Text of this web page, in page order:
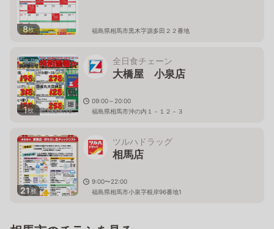
8枚 福島県相馬市黒木字源多田２２番地
1枚
全日食チェーン
大橋屋 小泉店
09:00～20:00
福島県相馬市沖の内１－１２－３
21枚
ツルハドラッグ
相馬店
9:00〜22:00
福島県相馬市小泉字根岸96番地1